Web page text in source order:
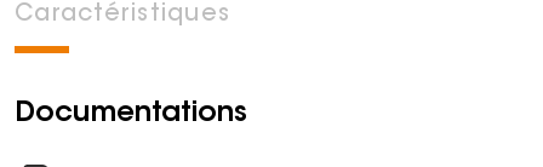
Caractéristiques
Documentations